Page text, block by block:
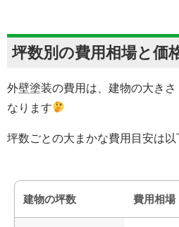
坪数別の費用相場と価
外壁塗装の費用は、建物の大きさ
なります
坪数ごとの大まかな費用目安は以
建物の坪数 費用相場